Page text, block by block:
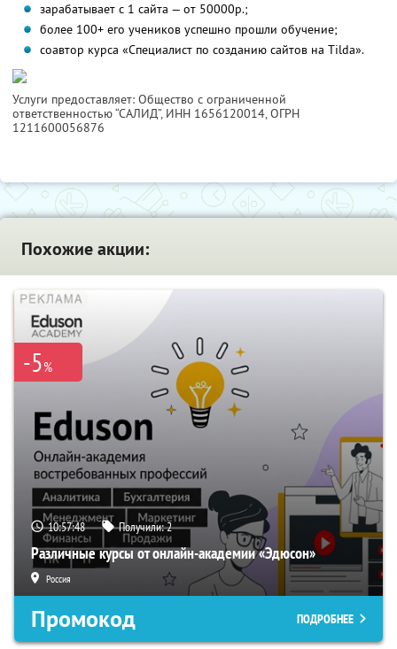
зарабатывает с 1 сайта — от 50000р.;
более 100+ его учеников успешно прошли обучение;
соавтор курса «Специалист по созданию сайтов на Tilda».
Услуги предоставляет: Общество с ограниченной
ответственностью “САЛИД”, ИНН 1656120014, ОГРН
1211600056876
Похожие акции:
-5%
10:57:47 Получили:2
Различные курсы от онлайн-академии «Эдюсон»
Россия
Промокод ПОДРОБНЕЕ